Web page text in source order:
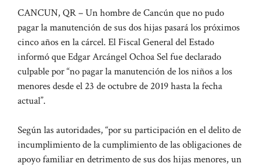
CANCUN, QR – Un hombre de Cancún que no pudo
pagar la manutención de sus dos hijas pasará los próximos
cinco años en la cárcel. El Fiscal General del Estado
informó que Edgar Arcángel Ochoa Sel fue declarado
culpable por “no pagar la manutención de los niños a los
menores desde el 23 de octubre de 2019 hasta la fecha
actual”.
Según las autoridades, “por su participación en el delito de
incumplimiento de la cumplimiento de las obligaciones de
apoyo familiar en detrimento de sus dos hijas menores, un